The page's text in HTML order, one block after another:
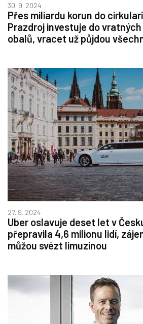
30. 9. 2024
Přes miliardu korun do
Prazdroj investuje do
obalů, vracet už půjdou
27. 9. 2024
Uber oslavuje deset let v
přepravila 4,6 milionu lidí,
můžou svézt limuzínou